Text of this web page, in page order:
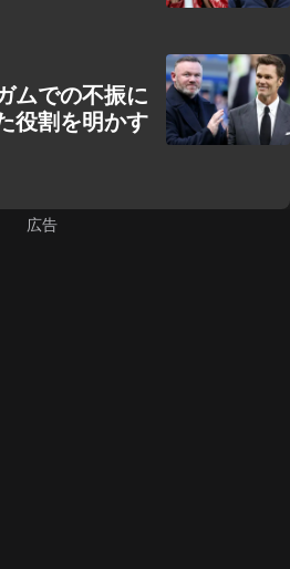
ムでの不振に
役割を明かす